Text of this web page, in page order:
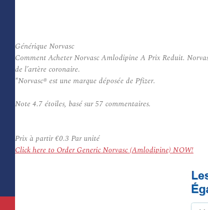
Générique Norvasc
Comment Acheter Norvasc Amlodipine A Prix Reduit.
de l’artère coronaire.
*Norvasc® est une marque déposée de Pfizer.
Note 4.7étoiles, basé sur57commentaires.
Prix à partir€0.3 Par unité
Click here to Order Generic Norvasc (Amlodipine) NOW!